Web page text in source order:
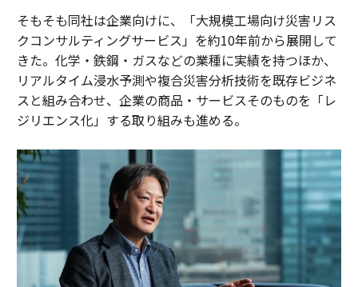
そもそも同社は企業向けに、「大規模工場向け災害リス
クコンサルティングサービス」を約10年前から展開して
きた。化学・鉄鋼・ガスなどの業種に実績を持つほか、
リアルタイム浸水予測や複合災害分析技術を既存ビジネ
スと組み合わせ、企業の商品・サービスそのものを「レ
ジリエンス化」する取り組みも進める。